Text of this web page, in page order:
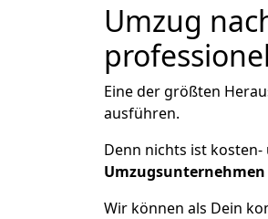
Umzug
Eine der größten
ausführen.
Denn nichts ist
Umzugsunternehmen
Wir können als Dein